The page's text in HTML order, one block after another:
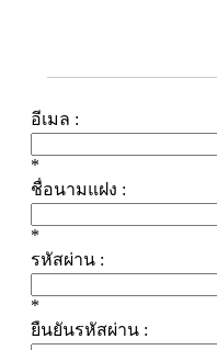
อีเมล :
*
ชื่อนามแฝง :
*
รหัสผ่าน :
*
ยืนยันรหัสผ่าน :